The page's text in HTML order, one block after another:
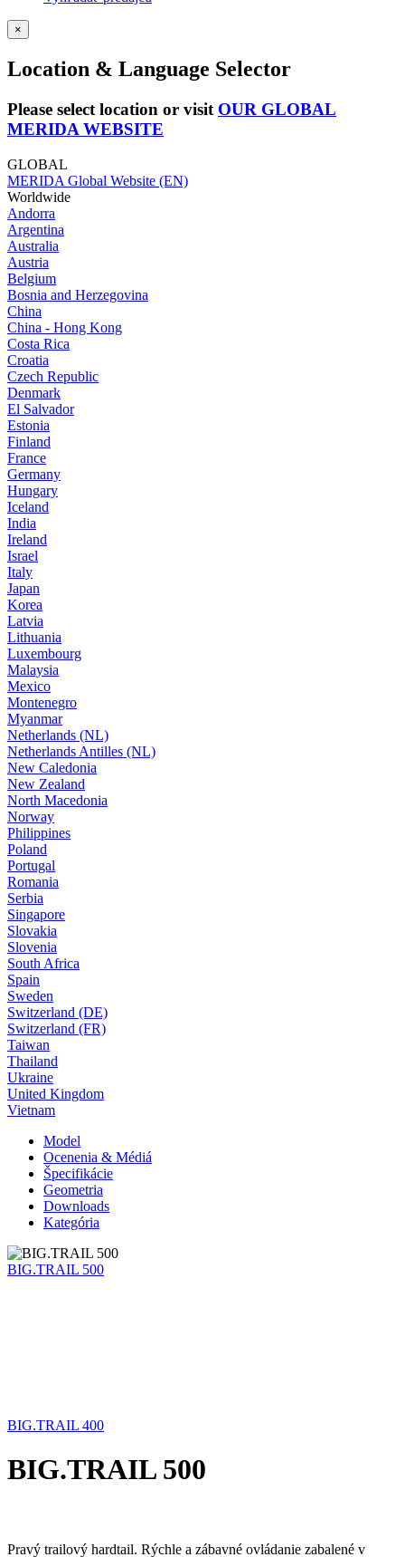
×
Location & Language Selector
Please select location or visit OUR GLOBAL
MERIDA WEBSITE
GLOBAL
MERIDA Global Website (EN)
Worldwide
Andorra
Argentina
Australia
Austria
Belgium
Bosnia and Herzegovina
China
China - Hong Kong
Costa Rica
Croatia
Czech Republic
Denmark
El Salvador
Estonia
Finland
France
Germany
Hungary
Iceland
India
Ireland
Israel
Italy
Japan
Korea
Latvia
Lithuania
Luxembourg
Malaysia
Mexico
Montenegro
Myanmar
Netherlands (NL)
Netherlands Antilles (NL)
New Caledonia
New Zealand
North Macedonia
Norway
Philippines
Poland
Portugal
Romania
Serbia
Singapore
Slovakia
Slovenia
South Africa
Spain
Sweden
Switzerland (DE)
Switzerland (FR)
Taiwan
Thailand
Ukraine
United Kingdom
Vietnam
Model
Ocenenia & Médiá
Špecifikácie
Geometria
Downloads
Kategória
BIG.TRAIL 500
BIG.TRAIL 400
BIG.TRAIL 500
Pravý trailový hardtail. Rýchle a zábavné ovládanie zabalené v